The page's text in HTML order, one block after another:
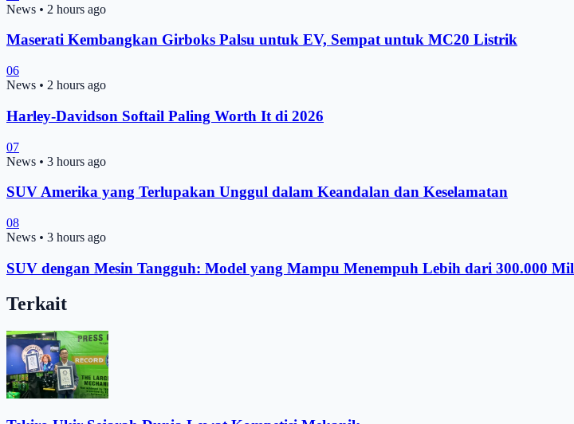
News • 2 hours ago
Maserati Kembangkan Girboks Palsu untuk EV, Sempat untuk MC20 Listrik
06
News • 2 hours ago
Harley-Davidson Softail Paling Worth It di 2026
07
News • 3 hours ago
SUV Amerika yang Terlupakan Unggul dalam Keandalan dan Keselamatan
08
News • 3 hours ago
SUV dengan Mesin Tangguh: Model yang Mampu Menempuh Lebih dari 300.000 Mil
Terkait